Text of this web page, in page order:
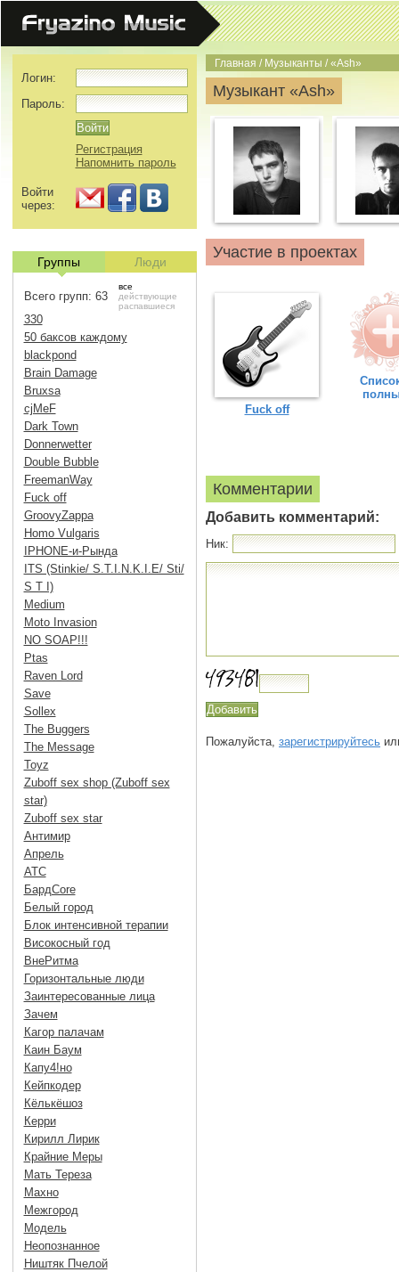
Главная / Музыканты /«Ash»
Музыкант «Ash»
Участие в проектах
Fuck off
Комментарии
Добавить комментарий:
Ник:
Пожалуйста, зарегистрируйтесь
Логин:
Пароль:
Регистрация
Напомнить пароль
Войти
через:
Группы Люди
Всего групп: 63
все
действующие
распавшиеся
330
50 баксов каждому
blackpond
Brain Damage
Bruxsa
cjMeF
Dark Town
Donnerwetter
Double Bubble
FreemanWay
Fuck off
GroovyZappa
Homo Vulgaris
IPHONE-и-Рында
ITS (Stinkie/ S.T.I.N.K.I.E/ Sti/
S T I)
Medium
Moto Invasion
NO SOAP!!!
Ptas
Raven Lord
Save
Sollex
The Buggers
The Message
Toyz
Zuboff sex shop (Zuboff sex
star)
Zuboff sex star
Антимир
Апрель
АТС
БардCore
Белый город
Блок интенсивной терапии
Високосный год
ВнеРитма
Горизонтальные люди
Заинтересованные лица
Зачем
Кагор палачам
Каин Баум
Капу4!но
Кейпкодер
Кёлькёшоз
Керри
Кирилл Лирик
Крайние Меры
Мать Тереза
Махно
Межгород
Модель
Неопознанное
Ништяк Пчелой